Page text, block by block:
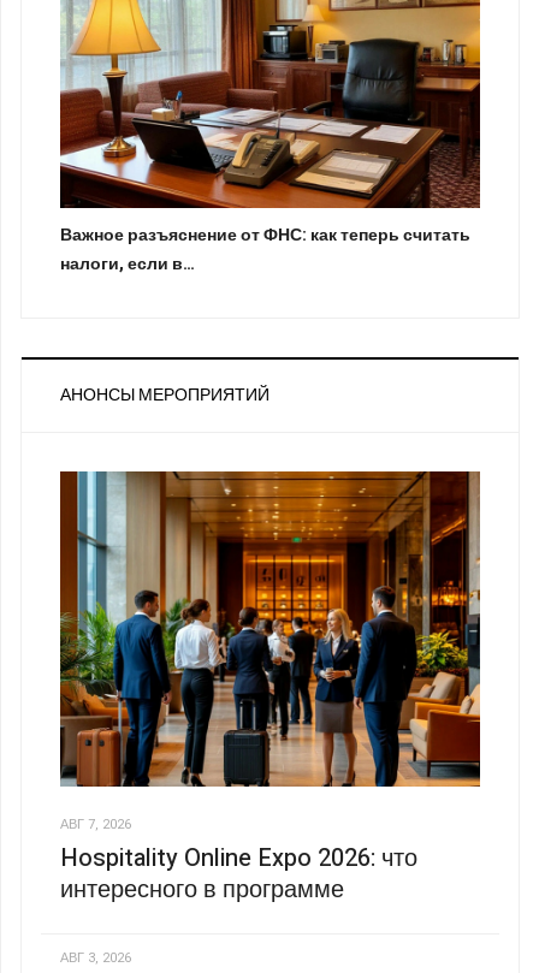
Важное разъяснение от ФНС: как теперь считать
налоги, если в…
АНОНСЫ МЕРОПРИЯТИЙ
АВГ 7, 2026
Hospitality Online Expo 2026: что
интересного в программе
АВГ 3, 2026